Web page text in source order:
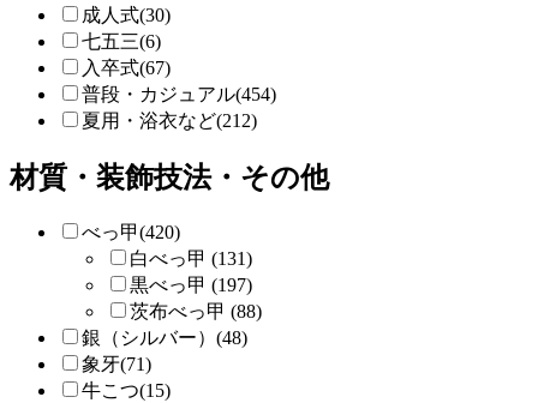
成人式(30)
七五三(6)
入卒式(67)
普段・カジュアル(454)
夏用・浴衣など(212)
材質・装飾技法・その他
べっ甲(420)
白べっ甲 (131)
黒べっ甲 (197)
茨布べっ甲 (88)
銀（シルバー）(48)
象牙(71)
牛こつ(15)